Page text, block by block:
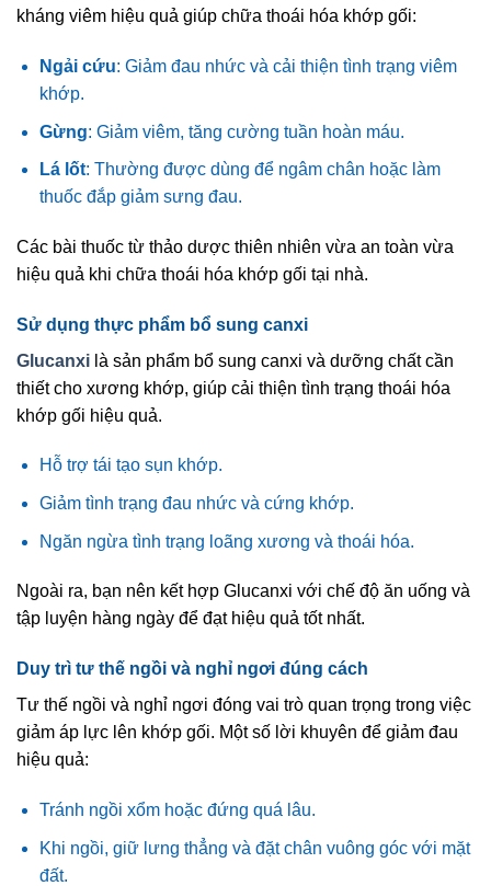
kháng viêm hiệu quả giúp chữa thoái hóa khớp gối:
Ngải cứu: Giảm đau nhức và cải thiện tình trạng viêm
khớp.
Gừng: Giảm viêm, tăng cường tuần hoàn máu.
Lá lốt: Thường được dùng để ngâm chân hoặc làm
thuốc đắp giảm sưng đau.
Các bài thuốc từ thảo dược thiên nhiên vừa an toàn vừa
hiệu quả khi chữa thoái hóa khớp gối tại nhà.
Sử dụng thực phẩm bổ sung canxi
Glucanxi là sản phẩm bổ sung canxi và dưỡng chất cần
thiết cho xương khớp, giúp cải thiện tình trạng thoái hóa
khớp gối hiệu quả.
Hỗ trợ tái tạo sụn khớp.
Giảm tình trạng đau nhức và cứng khớp.
Ngăn ngừa tình trạng loãng xương và thoái hóa.
Ngoài ra, bạn nên kết hợp Glucanxi với chế độ ăn uống và
tập luyện hàng ngày để đạt hiệu quả tốt nhất.
Duy trì tư thế ngồi và nghỉ ngơi đúng cách
Tư thế ngồi và nghỉ ngơi đóng vai trò quan trọng trong việc
giảm áp lực lên khớp gối. Một số lời khuyên để giảm đau
hiệu quả:
Tránh ngồi xổm hoặc đứng quá lâu.
Khi ngồi, giữ lưng thẳng và đặt chân vuông góc với mặt
đất.